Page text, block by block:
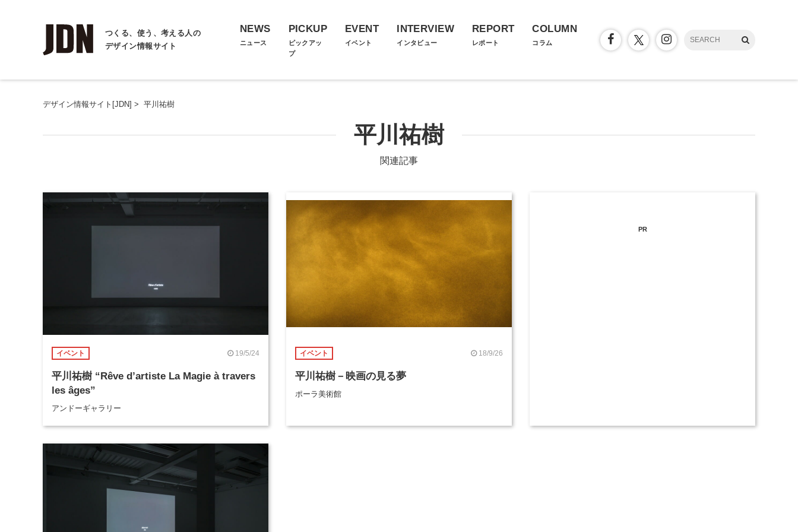
つくる、使う、考える人の
デザイン情報サイト
NEWS
ニュース
PICKUP
ピックアッ
プ
EVENT
イベント
INTERVIEW
インタビュー
REPORT
レポート
COLUMN
コラム
デザイン情報サイト[JDN] > 平川祐樹
平川祐樹
関連記事
イベント 19/5/24
平川祐樹 “Rêve d’artiste La Magie à travers
les âges”
アンドーギャラリー
イベント 18/9/26
平川祐樹－映画の見る夢
ポーラ美術館
PR